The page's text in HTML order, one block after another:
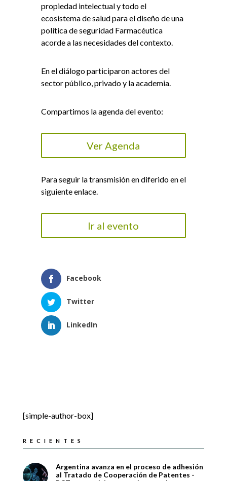
propiedad intelectual y todo el
ecosistema de salud para el diseño de una
política de seguridad Farmacéutica
acorde a las necesidades del contexto.
En el diálogo participaron actores del
sector público, privado y la academia.
Compartimos la agenda del evento:
Ver Agenda
Para seguir la transmisión en diferido en el
siguiente enlace.
Ir al evento
Facebook
Twitter
LinkedIn
[simple-author-box]
RECIENTES
Argentina avanza en el proceso de adhesión
al Tratado de Cooperación de Patentes -